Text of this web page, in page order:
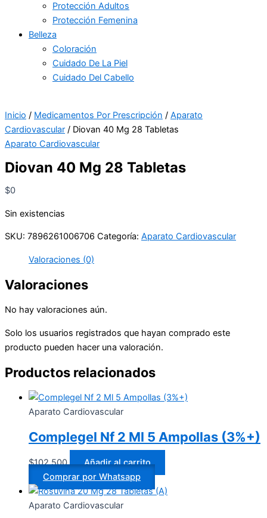
Protección Adultos
Protección Femenina
Belleza
Coloración
Cuidado De La Piel
Cuidado Del Cabello
Inicio / Medicamentos Por Prescripción / Aparato
Cardiovascular / Diovan 40 Mg 28 Tabletas
Aparato Cardiovascular
Diovan 40 Mg 28 Tabletas
$0
Sin existencias
SKU: 7896261006706 Categoría: Aparato Cardiovascular
Valoraciones (0)
Valoraciones
No hay valoraciones aún.
Solo los usuarios registrados que hayan comprado este
producto pueden hacer una valoración.
Productos relacionados
Aparato Cardiovascular
Complegel Nf 2 Ml 5 Ampollas (3%+)
$102.500
Añadir al carrito
Comprar por Whatsapp
Aparato Cardiovascular